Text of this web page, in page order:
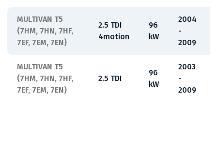
MULTIVAN T5
(7HM, 7HN, 7HF,
7EF, 7EM, 7EN)
2.5 TDI
4motion
96
kW
2004
-
2009
MULTIVAN T5
(7HM, 7HN, 7HF,
7EF, 7EM, 7EN)
2.5 TDI
96
kW
2003
-
2009